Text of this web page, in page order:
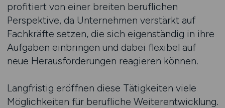
profitiert von einer breiten beruflichen
Perspektive, da Unternehmen verstärkt auf
Fachkräfte setzen, die sich eigenständig in ihre
Aufgaben einbringen und dabei flexibel auf
neue Herausforderungen reagieren können.
Langfristig eröffnen diese Tätigkeiten viele
Möglichkeiten für berufliche Weiterentwicklung.